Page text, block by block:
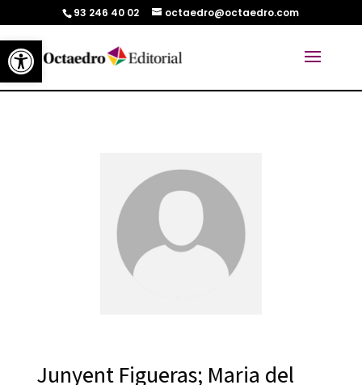
Abrir barra de herramientas
93 246 40 02 octaedro@octaedro.com
Junyent Figueras; Maria del